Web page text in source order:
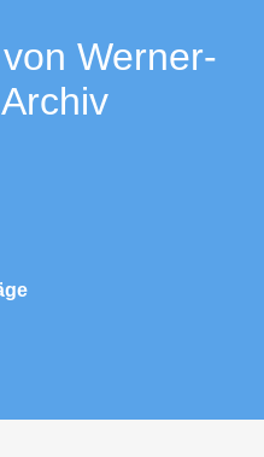
Werner-
Archiv